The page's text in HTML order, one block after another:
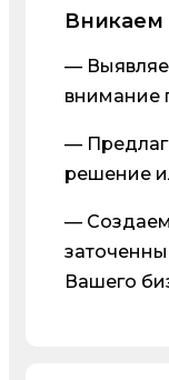
Вникаем
—
внимание
—
решение
— Создаем
Вашего